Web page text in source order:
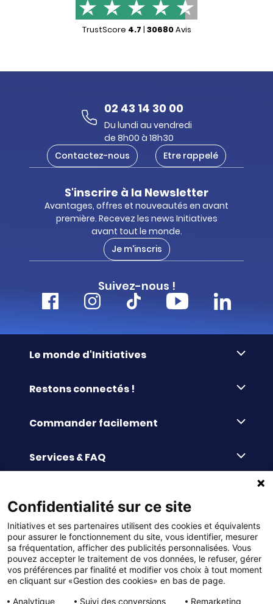
TrustScore 4.7 | 30680Avis
02 43 14 30 00
Du lundi au vendredi
de 8h00 à 18h30
Contactez-nous
Etre rappelé
S'inscrire à la Newsletter
Avantages, offres et nouveautés en avant
première. Recevez les news Initiatives
avant tout le monde.
Je m'inscris
Suivez-nous !
Le monde d'Initiatives
Initiatives-cœur
Enquête de satisfaction
Restons connectés !
La newsletter
Commander facilement
La livraison
Le paiement
Services & FAQ
Paiement différé sans frais
Le service Après-Vente
LE MANS CEDEX 2
Politique de confidentialité
Charte cookies
Gestion des cookies
Initiatives est le spécialiste français des solutions de
collecte de fonds pour les établissements scolaires
et les associations. Initiatives s’adresse aux écoles
primaires, maternelles, aux collèges et lycées, aux
associations scolaires (APE, APEL, OGEC, sou des écoles,
FSE, coopératives scolaires), aux BTS, aux IUT, aux MFR,
aux IFSI, aux associations sportives (UGSEL, USEP, AS …),
Confidentialité sur ce site
Initiatives et ses partenaires utilisent des cookies et équivalents
pour assurer le fonctionnement du site, vous identifier, mesurer
sa fréquentation, afficher des publicités personnalisées. Vous
pouvez accepter le traitement de vos données, le refuser, gérer
vos préférences par finalité et modifier vos choix à tout moment
en cliquant sur «Gestion des cookies» en bas de page.
Analytique
Suivi des conversions Remarketing